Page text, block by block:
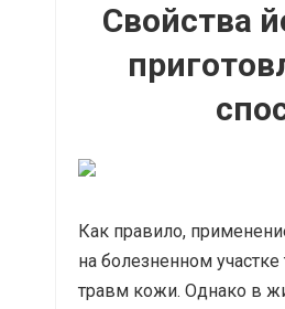
Свойства
Как правило,
на болезненном
травм кожи. Однако в